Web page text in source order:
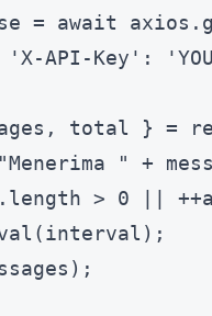
= await
API-Key':
total } =
" +
> 0 ||